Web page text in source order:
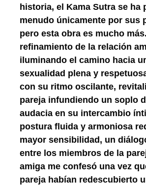
historia, el Kama Sutra se ha
menudo únicamente por sus
pero esta obra es mucho
refinamiento de la relación
iluminando el camino hacia
sexualidad plena y
con su ritmo oscilante,
pareja infundiendo un soplo
audacia en su intercambio
postura fluida y armoniosa
mayor sensibilidad, un
entre los miembros de la
amiga me confesó una vez
pareja habían redescubierto